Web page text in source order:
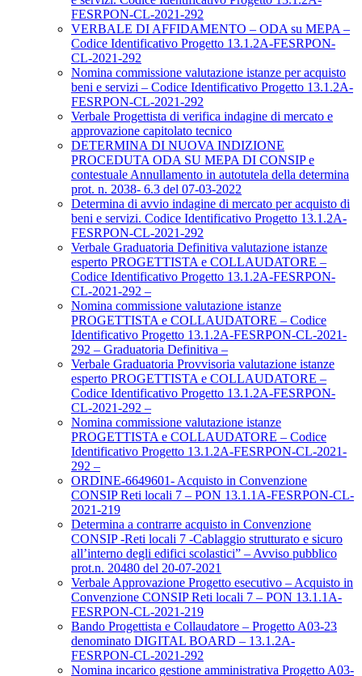
FESRPON-CL-2021-292
VERBALE DI AFFIDAMENTO – ODA su MEPA –
Codice Identificativo Progetto 13.1.2A-FESRPON-
CL-2021-292
Nomina commissione valutazione istanze per acquisto
beni e servizi – Codice Identificativo Progetto 13.1.2A-
FESRPON-CL-2021-292
Verbale Progettista di verifica indagine di mercato e
approvazione capitolato tecnico
DETERMINA DI NUOVA INDIZIONE
PROCEDUTA ODA SU MEPA DI CONSIP e
contestuale Annullamento in autotutela della determina
prot. n. 2038- 6.3 del 07-03-2022
Determina di avvio indagine di mercato per acquisto di
beni e servizi. Codice Identificativo Progetto 13.1.2A-
FESRPON-CL-2021-292
Verbale Graduatoria Definitiva valutazione istanze
esperto PROGETTISTA e COLLAUDATORE –
Codice Identificativo Progetto 13.1.2A-FESRPON-
CL-2021-292 –
Nomina commissione valutazione istanze
PROGETTISTA e COLLAUDATORE – Codice
Identificativo Progetto 13.1.2A-FESRPON-CL-2021-
292 – Graduatoria Definitiva –
Verbale Graduatoria Provvisoria valutazione istanze
esperto PROGETTISTA e COLLAUDATORE –
Codice Identificativo Progetto 13.1.2A-FESRPON-
CL-2021-292 –
Nomina commissione valutazione istanze
PROGETTISTA e COLLAUDATORE – Codice
Identificativo Progetto 13.1.2A-FESRPON-CL-2021-
292 –
ORDINE-6649601- Acquisto in Convenzione
CONSIP Reti locali 7 – PON 13.1.1A-FESRPON-CL-
2021-219
Determina a contrarre acquisto in Convenzione
CONSIP -Reti locali 7 -Cablaggio strutturato e sicuro
all’interno degli edifici scolastici” – Avviso pubblico
prot.n. 20480 del 20-07-2021
Verbale Approvazione Progetto esecutivo – Acquisto in
Convenzione CONSIP Reti locali 7 – PON 13.1.1A-
FESRPON-CL-2021-219
Bando Progettista e Collaudatore – Progetto A03-23
denominato DIGITAL BOARD – 13.1.2A-
FESRPON-CL-2021-292
Nomina incarico gestione amministrativa Progetto A03-